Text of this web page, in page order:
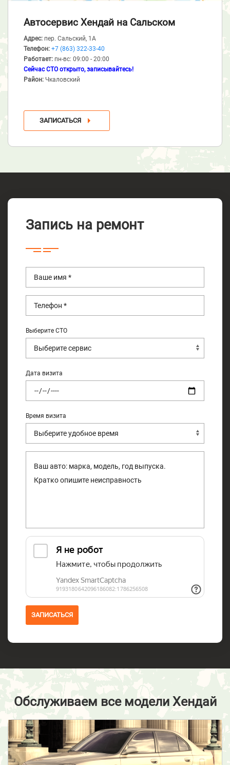
Автосервис Хендай на Сальском
Адрес: пер. Сальский, 1А
Телефон: +7 (863) 322-33-40
Работает: пн-вс: 09:00 - 20:00
Сейчас СТО открыто, записывайтесь!
Район: Чкаловский
ЗАПИСАТЬСЯ
Запись на ремонт
Выберите СТО
Дата визита
Время визита
ЗАПИСАТЬСЯ
Обслуживаем все модели Хендай